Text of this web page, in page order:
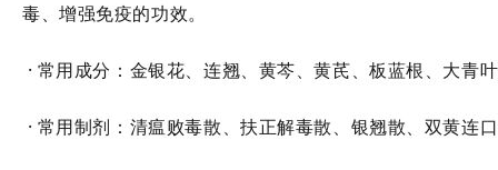
毒、增强免疫的功效。
· 常用成分：金银花、连翘、黄芩、黄芪、板蓝根、大青
· 常用制剂：清瘟败毒散、扶正解毒散、银翘散、双黄连